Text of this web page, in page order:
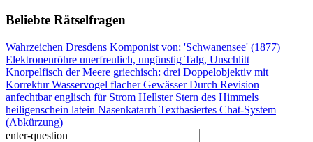
Beliebte Rätselfragen
Wahrzeichen Dresdens Komponist von: 'Schwanensee' (1877)
Elektronenröhre unerfreulich, ungünstig Talg, Unschlitt
Knorpelfisch der Meere griechisch: drei Doppelobjektiv mit
KorrekturWasservogel flacher GewässerDurch Revision
anfechtbarenglisch für Strom Hellster Stern des Himmels
heiligenschein latein Nasenkatarrh Textbasiertes Chat-System
(Abkürzung)
enter-question